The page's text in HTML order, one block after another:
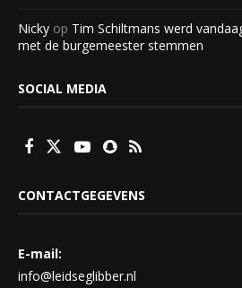
Nicky op Tim Schiltmans werd
met de burgemeester stemmen
SOCIAL MEDIA
CONTACTGEGEVENS
E-mail:
info@leidseglibber.nl